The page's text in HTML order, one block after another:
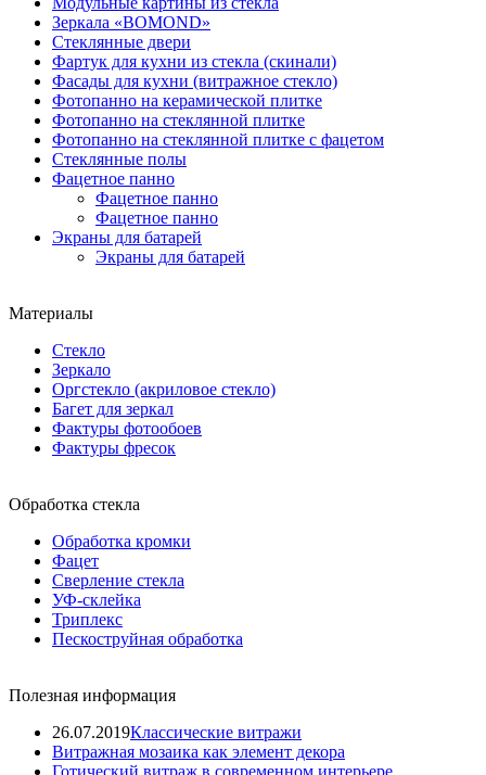
Зеркала «BOMOND»
Стеклянные двери
Фартук для кухни из стекла (скинали)
Фасады для кухни (витражное стекло)
Фотопанно на керамической плитке
Фотопанно на стеклянной плитке
Фотопанно на стеклянной плитке с фацетом
Стеклянные полы
Фацетное панно
Фацетное панно
Фацетное панно
Экраны для батарей
Экраны для батарей
Материалы
Стекло
Зеркало
Оргстекло (акриловое стекло)
Багет для зеркал
Фактуры фотообоев
Фактуры фресок
Обработка стекла
Обработка кромки
Фацет
Сверление стекла
УФ-склейка
Триплекс
Пескоструйная обработка
Полезная информация
26.07.2019Классические витражи
Витражная мозаика как элемент декора
Готический витраж в современном интерьере